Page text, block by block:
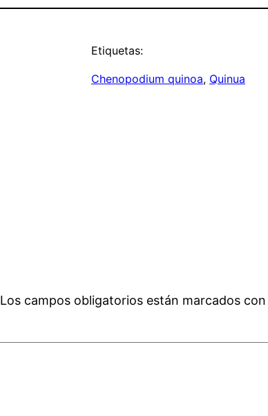
Etiquetas:
Chenopodium quinoa, Quinua
Los campos obligatorios están marcados